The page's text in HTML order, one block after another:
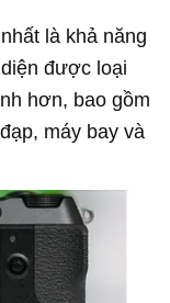
là khả năng
được loại
hơn, bao gồm
máy bay và